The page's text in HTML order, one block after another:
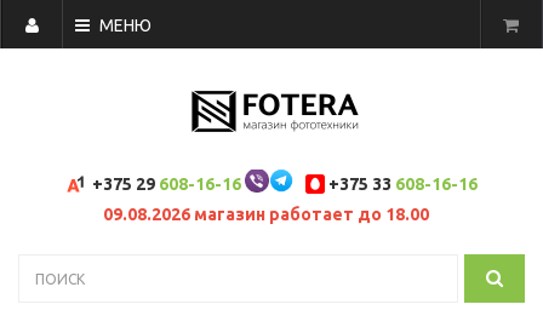
МЕНЮ
+375 29 608-16-16 +375 33 608-16-16
09.08.2026 магазин работает до 18.00